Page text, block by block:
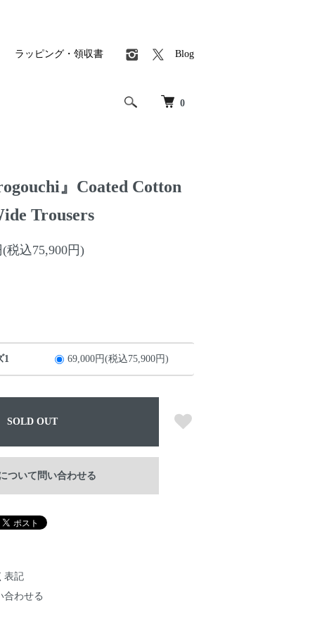
0
ラッピング・領収書 Blog
』Coated Cotton
Trousers
(税込75,900円)
1 69,000円(税込75,900円)
SOLD OUT
ついて問い合わせる
表記
合わせる